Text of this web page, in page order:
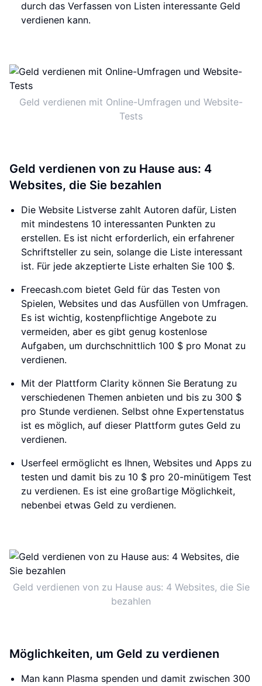
durch das Verfassen von Listen interessante Geld
verdienen kann.
Geld verdienen mit Online-Umfragen und Website-
Tests
Geld verdienen von zu Hause aus: 4
Websites, die Sie bezahlen
Die Website Listverse zahlt Autoren dafür, Listen
mit mindestens 10 interessanten Punkten zu
erstellen. Es ist nicht erforderlich, ein erfahrener
Schriftsteller zu sein, solange die Liste interessant
ist. Für jede akzeptierte Liste erhalten Sie 100 $.
Freecash.com bietet Geld für das Testen von
Spielen, Websites und das Ausfüllen von Umfragen.
Es ist wichtig, kostenpflichtige Angebote zu
vermeiden, aber es gibt genug kostenlose
Aufgaben, um durchschnittlich 100 $ pro Monat zu
verdienen.
Mit der Plattform Clarity können Sie Beratung zu
verschiedenen Themen anbieten und bis zu 300 $
pro Stunde verdienen. Selbst ohne Expertenstatus
ist es möglich, auf dieser Plattform gutes Geld zu
verdienen.
Userfeel ermöglicht es Ihnen, Websites und Apps zu
testen und damit bis zu 10 $ pro 20-minütigem Test
zu verdienen. Es ist eine großartige Möglichkeit,
nebenbei etwas Geld zu verdienen.
Geld verdienen von zu Hause aus: 4 Websites, die Sie
bezahlen
Möglichkeiten, um Geld zu verdienen
Man kann Plasma spenden und damit zwischen 300